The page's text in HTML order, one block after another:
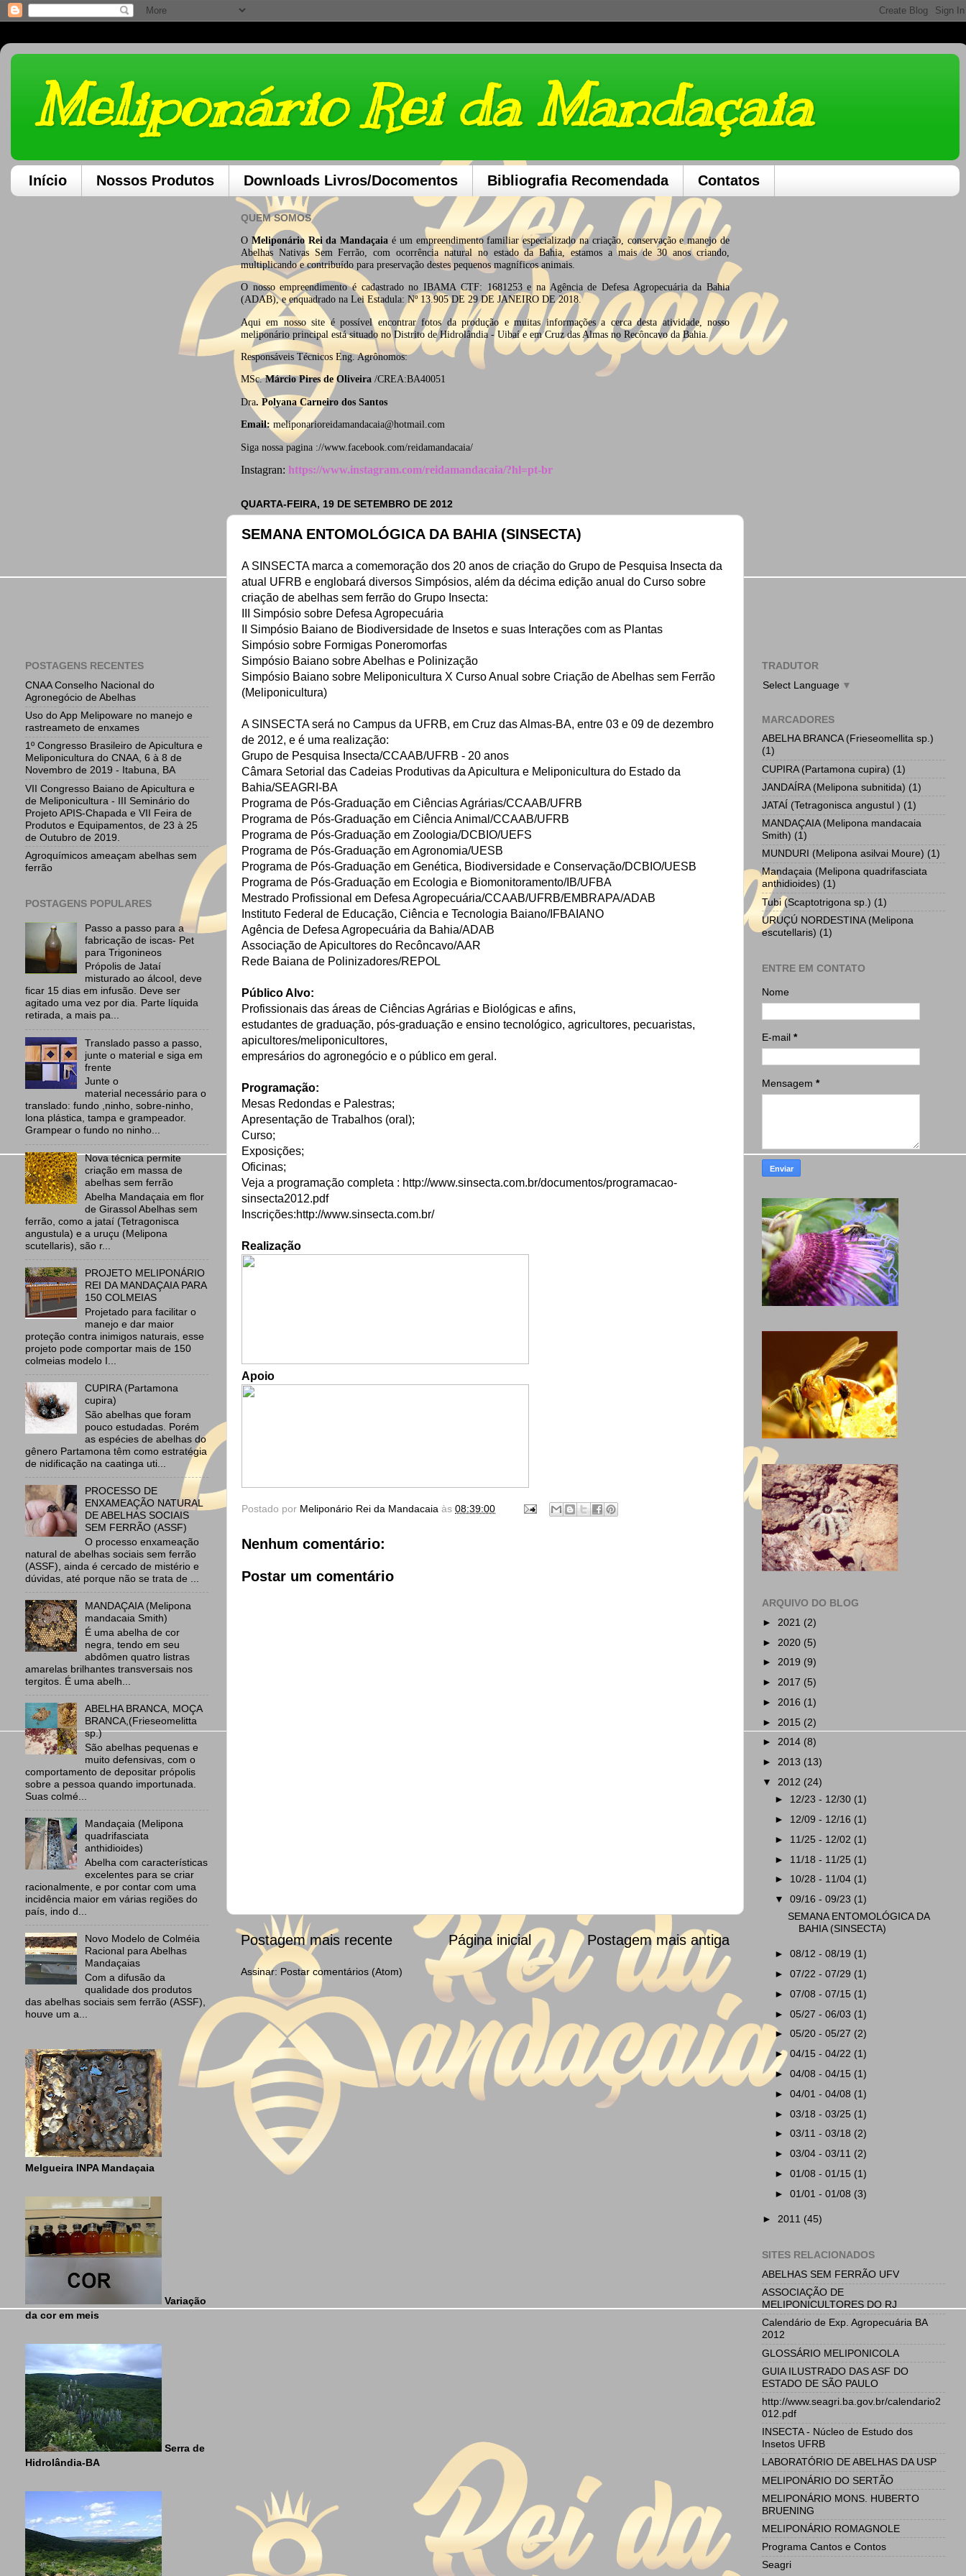
Meliponário Rei da Mandaçaia
Início Nossos Produtos Downloads Livros/Docomentos Bibliografia Recomendada Contatos
QUEM SOMOS
O MeliponárioRei da Mandaçaia é um empreendimento familiar especializado na criação, conservação e manejo de
Abelhas Nativas Sem Ferrão, com ocorrência natural no estado da Bahia, estamos a mais de 30 anos criando,
multiplicando e contribuído para preservação destes pequenos magníficos animais.
O nosso empreendimento é cadastrado no IBAMA CTF: 1681253 e na Agência de Defesa Agropecuária da Bahia
(ADAB), e enquadrado na Lei Estadula: Nº 13.905 DE 29 DE JANEIRO DE 2018.
Aqui em nosso site é possível encontrar fotos da produção e muitas informações a cerca desta atividade, nosso
meliponário principal está situado no Distrito de Hidrolândia - Uibaí e em Cruz das Almas no Recôncavo da Bahia.
Responsáveis Técnicos Eng. Agrônomos:
MSc.Márcio Pires de Oliveira /CREA:BA40051
Dra. Polyana Carneiro dos Santos
Email: meliponarioreidamandacaia@hotmail.com
Siga nossa pagina ://www.facebook.com/reidamandacaia/
Instagran: https://www.instagram.com/reidamandacaia/?hl=pt-br
QUARTA-FEIRA, 19 DE SETEMBRO DE 2012
SEMANA ENTOMOLÓGICA DA BAHIA (SINSECTA)
A SINSECTA marca a comemoração dos 20 anos de criação do Grupo de Pesquisa Insecta da
atual UFRB e englobará diversos Simpósios, além da décima edição anual do Curso sobre
criação de abelhas sem ferrão do Grupo Insecta:
III Simpósio sobre Defesa Agropecuária
II Simpósio Baiano de Biodiversidade de Insetos e suas Interações com as Plantas
Simpósio sobre Formigas Poneromorfas
Simpósio Baiano sobre Abelhas e Polinização
Simpósio Baiano sobre Meliponicultura X Curso Anual sobre Criação de Abelhas sem Ferrão
(Meliponicultura)
A SINSECTA será no Campus da UFRB, em Cruz das Almas-BA, entre 03 e 09 de dezembro
de 2012, e é uma realização:
Grupo de Pesquisa Insecta/CCAAB/UFRB - 20 anos
Câmara Setorial das Cadeias Produtivas da Apicultura e Meliponicultura do Estado da
Bahia/SEAGRI-BA
Programa de Pós-Graduação em Ciências Agrárias/CCAAB/UFRB
Programa de Pós-Graduação em Ciência Animal/CCAAB/UFRB
Programa de Pós-Graduação em Zoologia/DCBIO/UEFS
Programa de Pós-Graduação em Agronomia/UESB
Programa de Pós-Graduação em Genética, Biodiversidade e Conservação/DCBIO/UESB
Programa de Pós-Graduação em Ecologia e Biomonitoramento/IB/UFBA
Mestrado Profissional em Defesa Agropecuária/CCAAB/UFRB/EMBRAPA/ADAB
Instituto Federal de Educação, Ciência e Tecnologia Baiano/IFBAIANO
Agência de Defesa Agropecuária da Bahia/ADAB
Associação de Apicultores do Recôncavo/AAR
Rede Baiana de Polinizadores/REPOL
Público Alvo:
Profissionais das áreas de Ciências Agrárias e Biológicas e afins,
estudantes de graduação, pós-graduação e ensino tecnológico, agricultores, pecuaristas,
apicultores/meliponicultores,
empresários do agronegócio e o público em geral.
Programação:
Mesas Redondas e Palestras;
Apresentação de Trabalhos (oral);
Curso;
Exposições;
Oficinas;
Veja a programação completa : http://www.sinsecta.com.br/documentos/programacao-
sinsecta2012.pdf
Inscrições:http://www.sinsecta.com.br/
Realização
Apoio
Postado por Meliponário Rei da Mandacaia às 08:39:00
Nenhum comentário:
Postar um comentário
Postagem mais recente Postagem mais antiga
Página inicial
Assinar: Postar comentários (Atom)
POSTAGENS RECENTES
CNAA Conselho Nacional do
Agronegócio de Abelhas
Uso do App Melipoware no manejo e
rastreameto de enxames
1º Congresso Brasileiro de Apicultura e
Meliponicultura do CNAA, 6 à 8 de
Novembro de 2019 - Itabuna, BA
VII Congresso Baiano de Apicultura e
de Meliponicultura - III Seminário do
Projeto APIS-Chapada e VII Feira de
Produtos e Equipamentos, de 23 à 25
de Outubro de 2019.
Agroquímicos ameaçam abelhas sem
ferrão
POSTAGENS POPULARES
Passo a passo para a
fabricação de iscas- Pet
para Trigonineos
Própolis de Jataí
misturado ao álcool, deve
ficar 15 dias em infusão. Deve ser
agitado uma vez por dia. Parte líquida
retirada, a mais pa...
Translado passo a passo,
junte o material e siga em
frente
Junte o
material necessário para o
translado: fundo ,ninho, sobre-ninho,
lona plástica, tampa e grampeador.
Grampear o fundo no ninho...
Nova técnica permite
criação em massa de
abelhas sem ferrão
Abelha Mandaçaia em flor
de Girassol Abelhas sem
ferrão, como a jataí (Tetragonisca
angustula) e a uruçu (Melipona
scutellaris), são r...
PROJETO MELIPONÁRIO
REI DA MANDAÇAIA PARA
150 COLMEIAS
Projetado para facilitar o
manejo e dar maior
proteção contra inimigos naturais, esse
projeto pode comportar mais de 150
colmeias modelo I...
CUPIRA (Partamona
cupira)
São abelhas que foram
pouco estudadas. Porém
as espécies de abelhas do
gênero Partamona têm como estratégia
de nidificação na caatinga uti...
PROCESSO DE
ENXAMEAÇÃO NATURAL
DE ABELHAS SOCIAIS
SEM FERRÃO (ASSF)
O processo enxameação
natural de abelhas sociais sem ferrão
(ASSF), ainda é cercado de mistério e
dúvidas, até porque não se trata de ...
MANDAÇAIA (Melipona
mandacaia Smith)
É uma abelha de cor
negra, tendo em seu
abdômen quatro listras
amarelas brilhantes transversais nos
tergitos. É uma abelh...
ABELHA BRANCA, MOÇA
BRANCA,(Frieseomelitta
sp.)
São abelhas pequenas e
muito defensivas, com o
comportamento de depositar própolis
sobre a pessoa quando importunada.
Suas colmé...
Mandaçaia (Melipona
quadrifasciata
anthidioides)
Abelha com características
excelentes para se criar
racionalmente, e por contar com uma
incidência maior em várias regiões do
país, indo d...
Novo Modelo de Colméia
Racional para Abelhas
Mandaçaias
Com a difusão da
qualidade dos produtos
das abelhas sociais sem ferrão (ASSF),
houve um a...
Melgueira INPA Mandaçaia
Variação
da cor em meis
Serra de
Hidrolândia-BA
TRADUTOR
Select Language ▼
MARCADORES
ABELHA BRANCA (Frieseomellita sp.)
(1)
CUPIRA (Partamona cupira) (1)
JANDAÍRA (Melipona subnitida) (1)
JATAÍ (Tetragonisca angustul ) (1)
MANDAÇAIA (Melipona mandacaia
Smith) (1)
MUNDURI (Melipona asilvai Moure) (1)
Mandaçaia (Melipona quadrifasciata
anthidioides) (1)
Tubi (Scaptotrigona sp.) (1)
URUÇÚ NORDESTINA (Melipona
escutellaris) (1)
ENTRE EM CONTATO
Nome
E-mail *
Mensagem *
ARQUIVO DO BLOG
► 2021 (2)
► 2020 (5)
► 2019 (9)
► 2017 (5)
► 2016 (1)
► 2015 (2)
► 2014 (8)
► 2013 (13)
▼ 2012 (24)
► 12/23 - 12/30 (1)
► 12/09 - 12/16 (1)
► 11/25 - 12/02 (1)
► 11/18 - 11/25 (1)
► 10/28 - 11/04 (1)
▼09/16 - 09/23 (1)
SEMANA ENTOMOLÓGICA DA
BAHIA (SINSECTA)
►08/12 - 08/19 (1)
►07/22 - 07/29 (1)
►07/08 - 07/15 (1)
►05/27 - 06/03 (1)
►05/20 - 05/27 (2)
►04/15 - 04/22 (1)
►04/08 - 04/15 (1)
►04/01 - 04/08 (1)
►03/18 - 03/25 (1)
►03/11 - 03/18 (2)
►03/04 - 03/11 (2)
►01/08 - 01/15 (1)
►01/01 - 01/08 (3)
► 2011 (45)
SITES RELACIONADOS
ABELHAS SEM FERRÃO UFV
ASSOCIAÇÃO DE
MELIPONICULTORES DO RJ
Calendário de Exp. Agropecuária BA
2012
GLOSSÁRIO MELIPONICOLA
GUIA ILUSTRADO DAS ASF DO
ESTADO DE SÃO PAULO
http://www.seagri.ba.gov.br/calendario2
012.pdf
INSECTA - Núcleo de Estudo dos
Insetos UFRB
LABORATÓRIO DE ABELHAS DA USP
MELIPONÁRIO DO SERTÃO
MELIPONÁRIO MONS. HUBERTO
BRUENING
MELIPONÁRIO ROMAGNOLE
Programa Cantos e Contos
Seagri